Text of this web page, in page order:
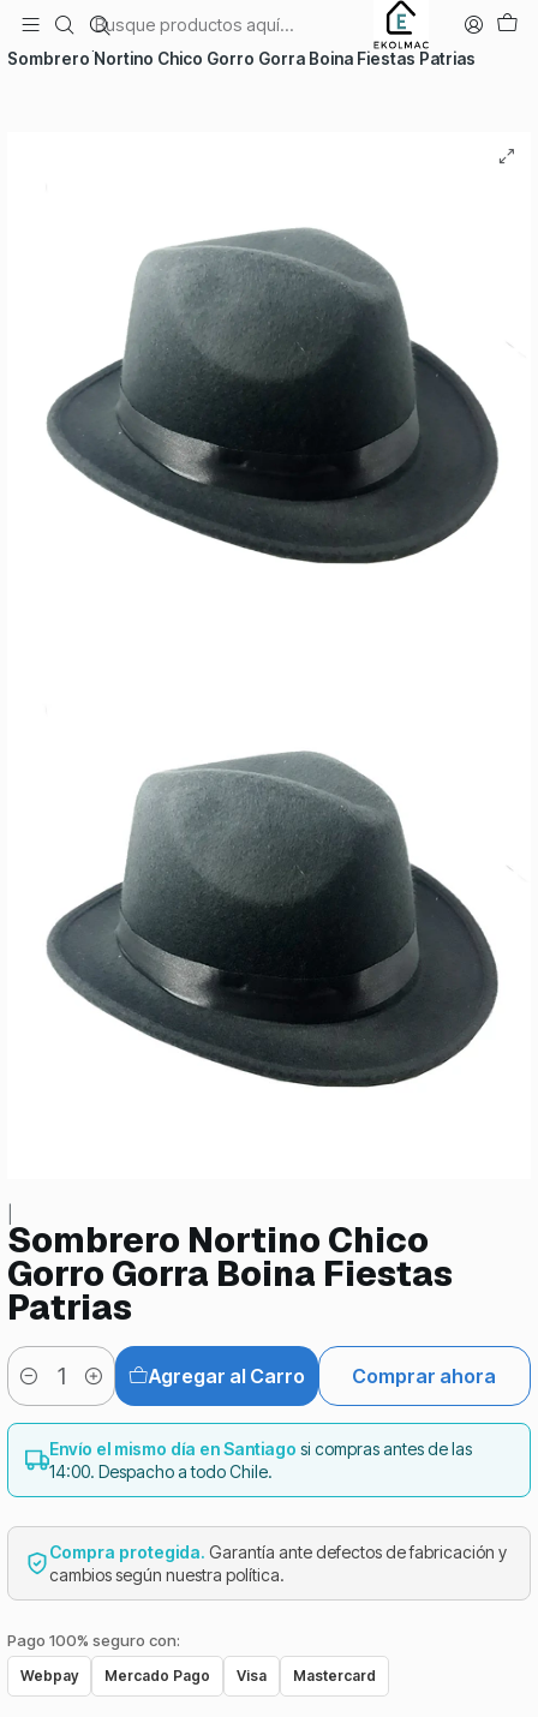
Temporadas
Sombrero Nortino Chico Gorro Gorra Boina Fiestas Patrias
Sombrero Nortino Chico
Gorro Gorra Boina Fiestas
Patrias
Cantidad
Agregar al Carro Comprar ahora
Envío el mismo día en Santiago si compras antes de las
14:00. Despacho a todo Chile.
Compra protegida. Garantía ante defectos de fabricación y
cambios según nuestra política.
Pago 100% seguro con:
Webpay Mercado Pago Visa Mastercard